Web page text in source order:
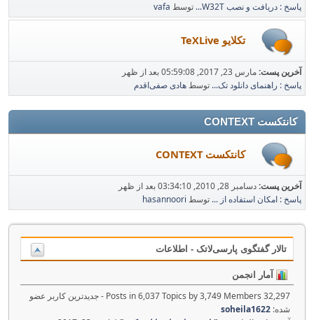
پاسخ : دریافت و نصب W32T...
توسط vafa
تکلایو TeXLive
آخرین پست:مارس 23, 2017, 05:59:08 بعد از ظهر
پاسخ : راهنمای دانلود تک... توسطهادی صفی‌اقدم
کانتکست CONTEXT
کانتکست CONTEXT
آخرین پست:دسامبر 28, 2010, 03:34:10 بعد از ظهر
پاسخ : امکان استفاده از ... توسط hasannoori
تالار گفتگوی پارسی‌لاتک - اطلاعات
آمار انجمن
32,297 Posts in 6,037 Topics by 3,749 Members - جدیدترین کاربر عضو
شده: soheila1622